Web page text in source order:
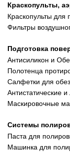
Краскопульты,
Краскопульты для
Фильтры
Подготовка
Антисиликон и
Полотенца
Салфетки для
Антистатические
Маскировочные
Системы
Паста для
Машинка для